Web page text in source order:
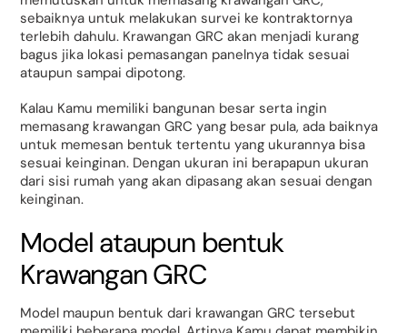
sebaiknya untuk melakukan survei ke kontraktornya
terlebih dahulu. Krawangan GRC akan menjadi kurang
bagus jika lokasi pemasangan panelnya tidak sesuai
ataupun sampai dipotong.
Kalau Kamu memiliki bangunan besar serta ingin
memasang krawangan GRC yang besar pula, ada baiknya
untuk memesan bentuk tertentu yang ukurannya bisa
sesuai keinginan. Dengan ukuran ini berapapun ukuran
dari sisi rumah yang akan dipasang akan sesuai dengan
keinginan.
Model ataupun bentuk
Krawangan GRC
Model maupun bentuk dari krawangan GRC tersebut